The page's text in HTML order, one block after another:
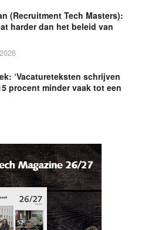
(Recruitment Tech Masters):
harder dan het beleid van
‘Vacatureteksten schrijven
procent minder vaak tot een